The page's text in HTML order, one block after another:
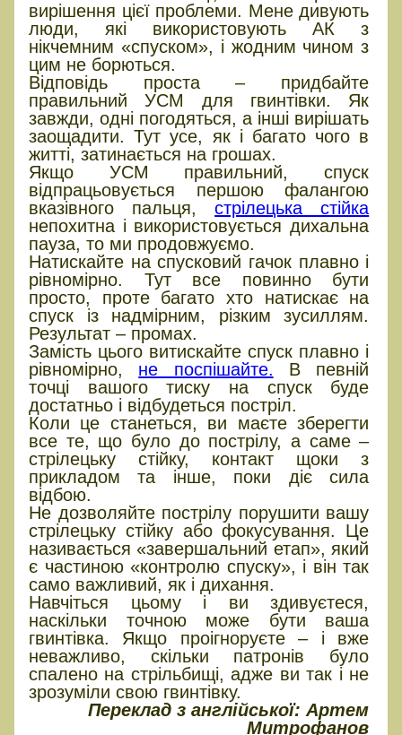
вирішення цієї проблеми. Мене дивують
люди, які використовують АК з
нікчемним «спуском», і жодним чином з
цим не борються.
Відповідь проста – придбайте
правильний УСМ для гвинтівки. Як
завжди, одні погодяться, а інші вирішать
заощадити. Тут усе, як і багато чого в
житті, затинається на грошах.
Якщо УСМ правильний, спуск
відпрацьовується першою фалангою
вказівного пальця,стрілецька стійка
непохитна і використовується дихальна
пауза, то ми продовжуємо.
Натискайте на спусковий гачок плавно і
рівномірно. Тут все повинно бути
просто, проте багато хто натискає на
спуск із надмірним, різким зусиллям.
Результат – промах.
Замість цього витискайте спуск плавно і
рівномірно, не поспішайте. В певній
точці вашого тиску на спуск буде
достатньо і відбудеться постріл.
Коли це станеться, ви маєте зберегти
все те, що було до пострілу, а саме –
стрілецьку стійку, контакт щоки з
прикладом та інше, поки діє сила
відбою.
Не дозволяйте пострілу порушити вашу
стрілецьку стійку або фокусування. Це
називається «завершальний етап», який
є частиною «контролю спуску», і він так
само важливий, як і дихання.
Навчіться цьому і ви здивуєтеся,
наскільки точною може бути ваша
гвинтівка. Якщо проігноруєте – і вже
неважливо, скільки патронів було
спалено на стрільбищі, адже ви так і не
зрозуміли свою гвинтівку.
Переклад з англійської: Артем
Митрофанов